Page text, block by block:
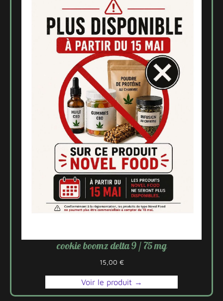
cookie boomz delta 9 / 75 mg
15,00 €
Voir le produit →